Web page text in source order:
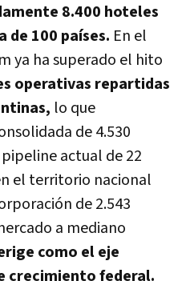
8.400 hoteles
de 100 países. En el
ya ha superado el hito
operativas repartidas
lo que
de 4.530
actual de 22
el territorio nacional
de 2.543
a mediano
como el eje
crecimiento federal.